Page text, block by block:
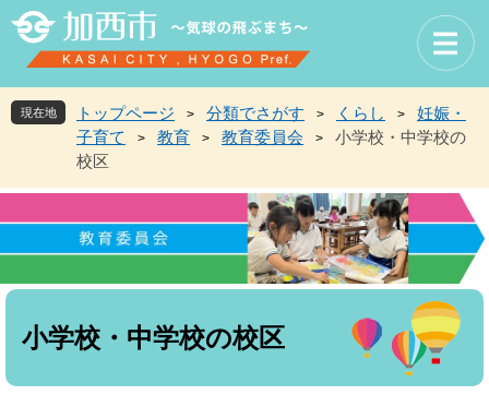
先
頭
。
を
飛
て
現在地 トップページ > 分類でさがす > くらし >
妊娠・
子育て
> 教育 > 教育委員会 >
小学校・中学校の
校区
本
小学校・中学校の校区